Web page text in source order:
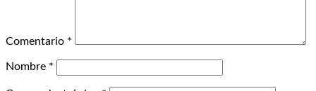
Comentario *
Nombre *